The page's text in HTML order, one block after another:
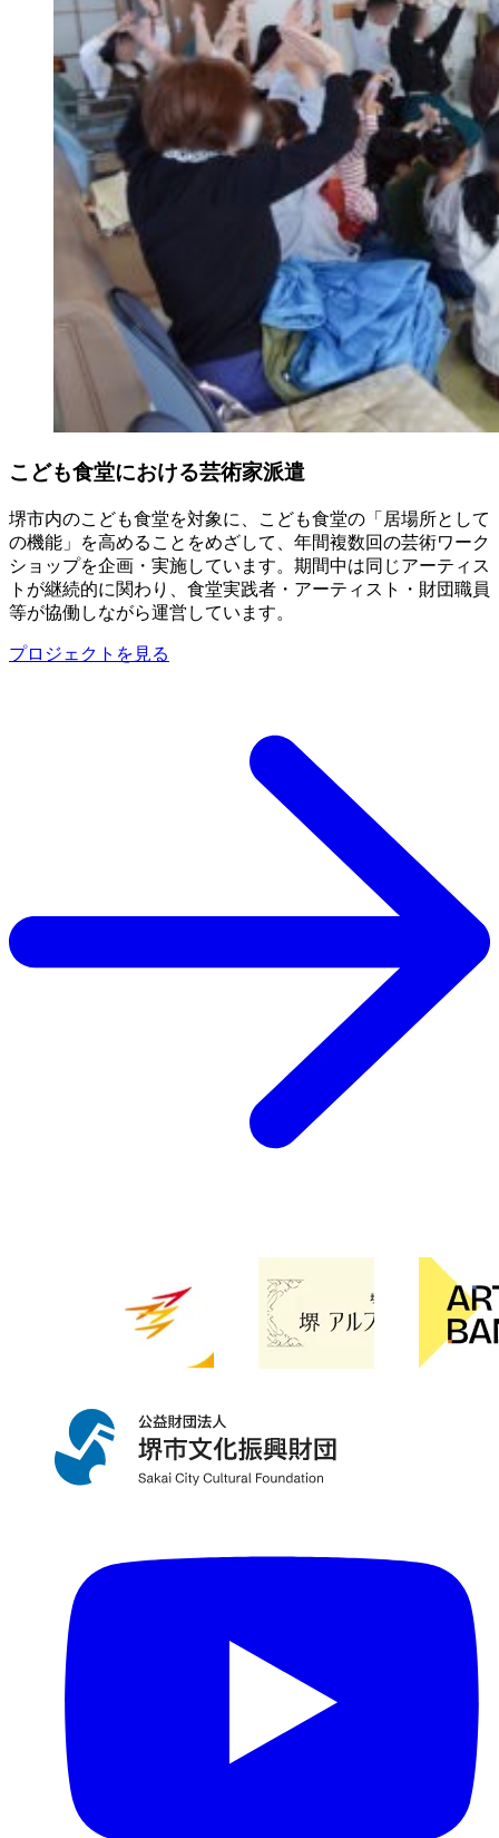
こども食堂における芸術家派遣
堺市内のこども食堂を対象に、こども食堂の「居場所として
の機能」を高めることをめざして、年間複数回の芸術ワーク
ショップを企画・実施しています。期間中は同じアーティス
トが継続的に関わり、食堂実践者・アーティスト・財団職員
等が協働しながら運営しています。
プロジェクトを見る